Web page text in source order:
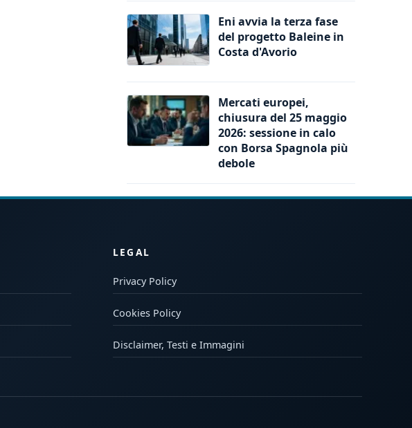
Eni avvia la terza fase
del progetto Baleine in
Costa d'Avorio
Mercati europei,
chiusura del 25 maggio
2026: sessione in calo
con Borsa Spagnola più
debole
LEGAL
Privacy Policy
Cookies Policy
Disclaimer, Testi e Immagini